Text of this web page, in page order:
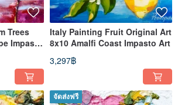
Trees
Impasto
Italy Painting Fruit Original Art
8x10 Amalfi Coast Impasto Art
3,297฿
จัดส่งฟรี